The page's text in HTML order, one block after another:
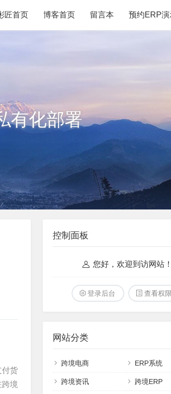
匠首页 博客首页 留言本 预约ERP演
有化部署
付货
境
控制面板
您好，欢迎到访网站！
登录后台 查看权限
网站分类
跨境电商 ERP系统
跨境资讯 跨境ERP